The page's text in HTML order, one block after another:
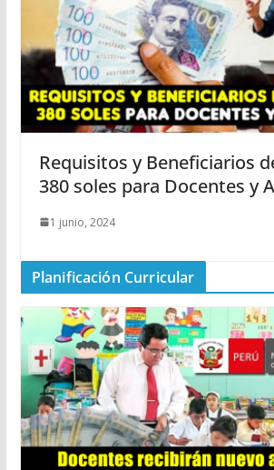
Requisitos y Beneficiarios
380 soles para Docentes y
1 junio, 2024
Planificación Curricular